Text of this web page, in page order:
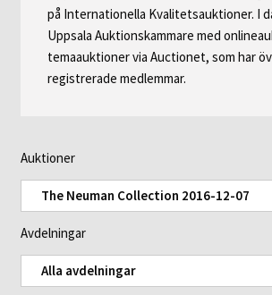
på Internationella Kvalitetsauktioner. I
Uppsala Auktionskammare med
temaauktioner via Auctionet, som har
registrerade medlemmar.
Auktioner
The Neuman Collection 2016-12-07
Avdelningar
Alla avdelningar